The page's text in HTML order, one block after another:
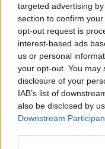
targeted advertising
section to confirm
opt-out request is
interest-based ads
us or personal
your opt-out. You may
disclosure of your
IAB’s list of
also be disclosed by
Downstream
{ad}